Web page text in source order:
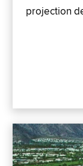
projection